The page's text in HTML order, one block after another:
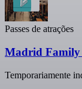
Passes de atrações
Madrid Family
Temporariamente